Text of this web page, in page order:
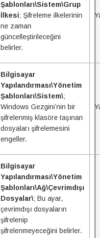
Şablonları\Sistem\Grup
İlkesi; Şifreleme ilkelerinin
ne zaman
güncelleştirileceğini
belirler.
Bilgisayar
Yapılandırması\Yönetim
Şablonları\Sistem\;
Windows Gezgini’nin bir
şifrelenmiş klasöre taşınan
dosyaları şifrelemesini
engeller.
Bilgisayar
Yapılandırması\Yönetim
Şablonları\Ağ\Çevrimdışı
Dosyalar\; Bu ayar,
çevrimdışı dosyaların
şifrelenip
şifrelenmeyeceğini belirler.